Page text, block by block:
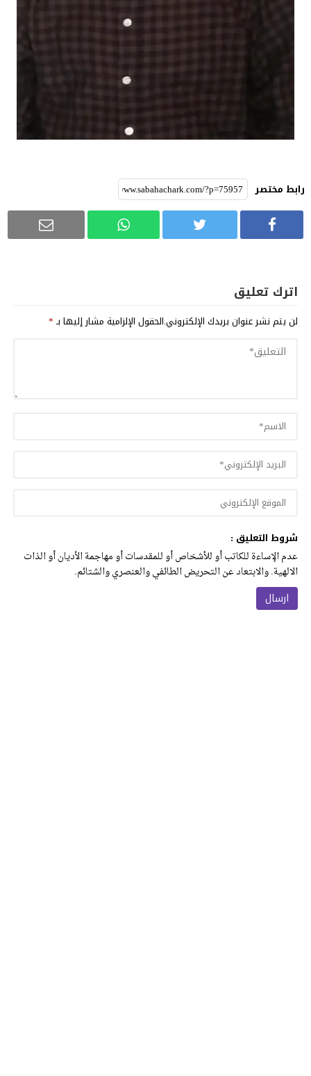
رابط مختصر
اترك تعليق
لن يتم نشر عنوان بريدك الإلكتروني.الحقول الإلزامية مشار إليها بـ*
شروط التعليق :
عدم الإساءة للكاتب أو للأشخاص أو للمقدسات أو مهاجمة الأديان أو الذات
الالهية. والابتعاد عن التحريض الطائفي والعنصري والشتائم.